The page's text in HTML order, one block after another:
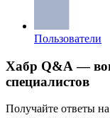
Пользователи
Хабр Q&A —
специалистов
Получайте ответы